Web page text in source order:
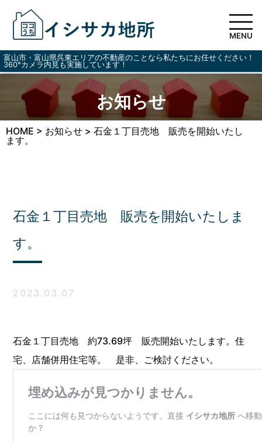
MENU
富山市・富山県呉東エリアの不動産のことなら私たちにお任せください！
360°カメラ内見も実施しています！
お知らせ
HOME > お知らせ > 石金１丁目売地 販売を開始いたし
ます。
石金１丁目売地 販売を開始いたしま
す。
2023.03.07
石金１丁目売地 約73.69坪 販売開始いたします。住
宅、店舗併用住宅等。 是非、ご検討ください。